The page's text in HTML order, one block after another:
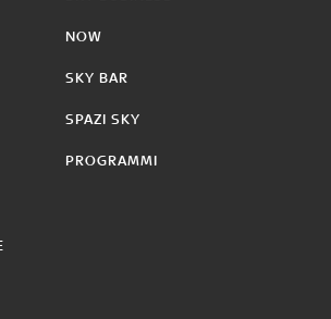
NOW
SKY BAR
SPAZI SKY
PROGRAMMI